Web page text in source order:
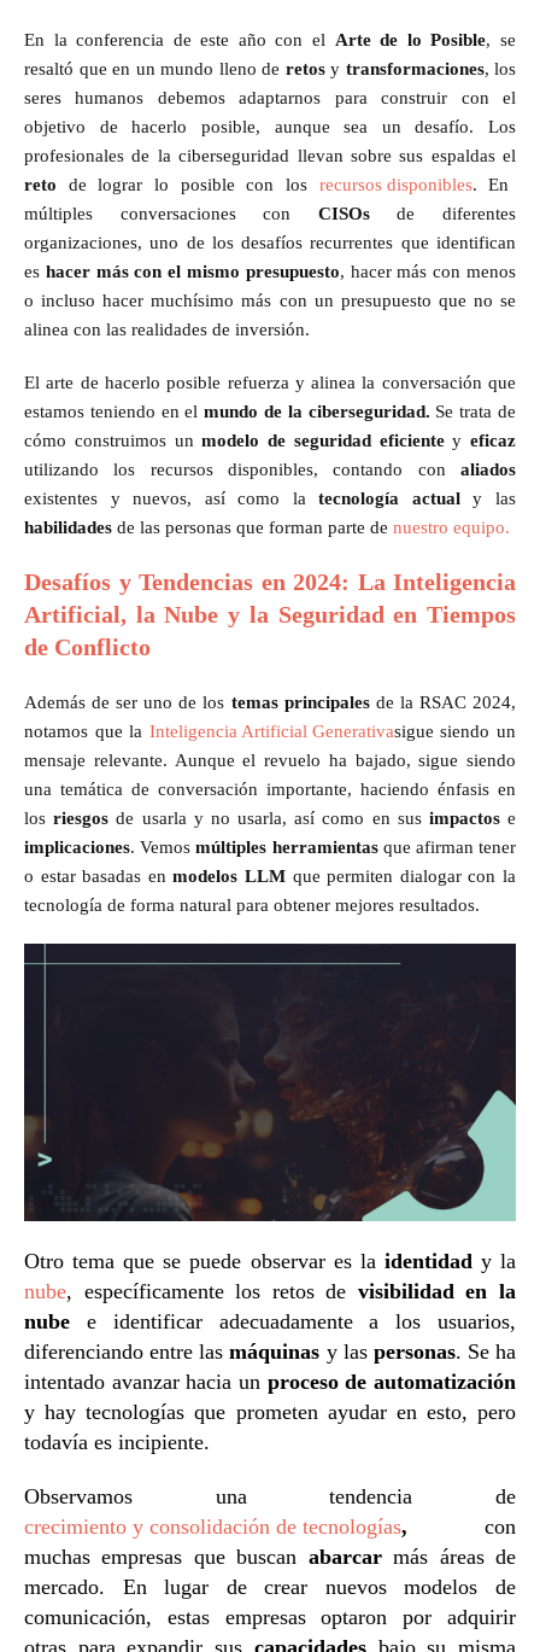
En la conferencia de este año con el Arte de lo Posible, se
resaltó que en un mundo lleno de retosy transformaciones, los
seres humanos debemos adaptarnos para construir con el
objetivo de hacerlo posible, aunque sea un desafío. Los
profesionales de la ciberseguridad llevan sobre sus espaldas el
reto de lograr lo posible con los recursos disponibles. En
múltiples conversaciones con CISOsde diferentes
organizaciones, uno de los desafíos recurrentes que identifican
es hacer más con el mismo presupuesto, hacer más con menos
o incluso hacer muchísimo más con un presupuesto que no se
alinea con las realidades de inversión.
El arte de hacerlo posible refuerza y alinea la conversación que
estamos teniendo en elmundo de la ciberseguridad. Se trata de
cómo construimos un modelo de seguridad eficientey eficaz
utilizando los recursos disponibles, contando con aliados
existentes y nuevos, así como latecnología actualy las
habilidades de las personas que forman parte de nuestro equipo.
Desafíos y Tendencias en 2024: La Inteligencia
Artificial, la Nube y la Seguridad en Tiempos
de Conflicto
Además de ser uno de los temas principalesde la RSAC 2024,
notamos que la Inteligencia Artificial Generativasigue siendo un
mensaje relevante. Aunque el revuelo ha bajado, sigue siendo
una temática de conversación importante, haciendo énfasis en
los riesgosde usarla y no usarla, así como en susimpactose
implicaciones. Vemosmúltiples herramientas que afirman tener
o estar basadas en modelos LLM que permiten dialogar con la
tecnología de forma natural para obtener mejores resultados.
Otro tema que se puede observar es la identidad y la
nube, específicamente los retos de visibilidad en la
nube e identificar adecuadamente a los usuarios,
diferenciando entre lasmáquinas y las personas. Se ha
intentado avanzar hacia un proceso de automatización
y hay tecnologías que prometen ayudar en esto, pero
todavía es incipiente.
Observamos una tendencia de
crecimiento y consolidación de tecnologías, con
muchas empresas que buscan abarcarmás áreas de
mercado. En lugar de crear nuevos modelos de
comunicación, estas empresas optaron por adquirir
otras para expandir sus capacidadesbajo su misma